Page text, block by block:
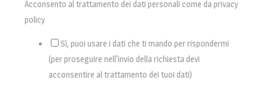
Acconsento al trattamento dei dati personali come da privacy
policy
Sì, puoi usare i dati che ti mando per rispondermi
(per proseguire nell'invio della richiesta devi
acconsentire al trattamento dei tuoi dati)